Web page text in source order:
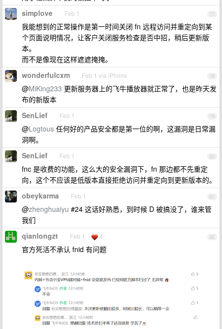
77
simplove Feb 1
我能想到的正常操作是第一时间关闭 fn 远程访问并重定向到某
个页面说明情况，让客户关闭服务检查是否中招，稍后更新版
本。
而不是像现在这样遮遮掩掩。
78
wonderfulcxm Feb 1 via iPhone
@MiKing233 更新服务器上的飞牛播放器就正常了，也是昨天发
布的新版本
79
SenLief Feb 1
@Logtous 任何好的产品安全都是第一位的啊，这漏洞是日常漏
洞啊。
80
SenLief Feb 1
fnc 是收费的功能，这么大的安全漏洞下，fn 那边都不先重定
向，这个不应该是低版本直接拒绝访问并重定向到更新版本的。
81
obeykarma Feb 1
@zhenghuaiyu #24 这话好熟悉，到时候 D 被搞没了，谁来管
我们
82
qianlongzt Feb 1 4
官方死活不承认 fnid 有问题